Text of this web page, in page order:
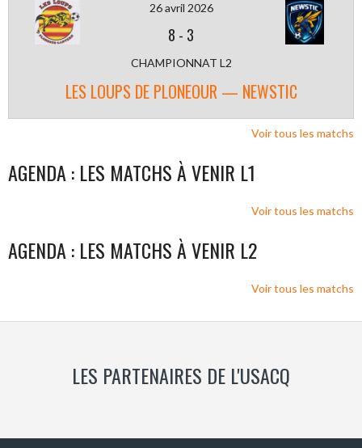
26 avril 2026
8 - 3
CHAMPIONNAT L2
LES LOUPS DE PLONEOUR — NEWSTIC
Voir tous les matchs
AGENDA : LES MATCHS À VENIR L1
Voir tous les matchs
AGENDA : LES MATCHS À VENIR L2
Voir tous les matchs
LES PARTENAIRES DE L'USACQ